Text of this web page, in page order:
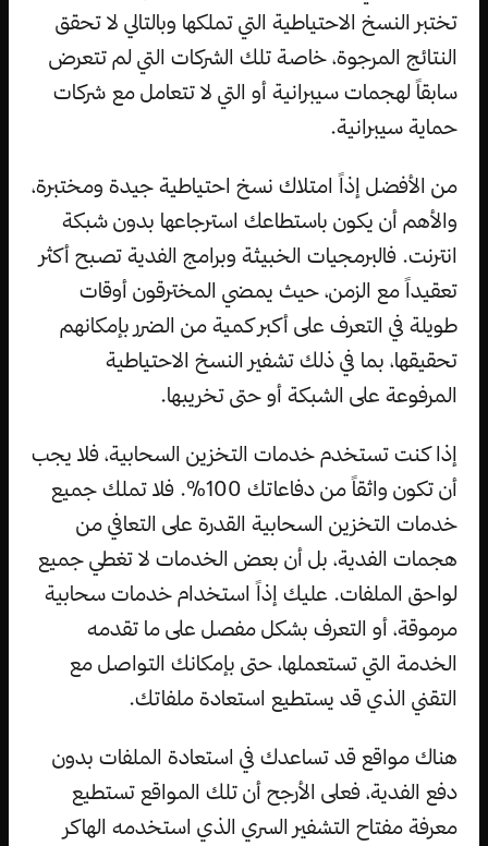
تختبر النسخ الاحتياطية التي تملكها وبالتالي لا تحقق
النتائج المرجوة، خاصة تلك الشركات التي لم تتعرض
سابقاً لهجمات سيبرانية أو التي لا تتعامل مع شركات
حماية سيبرانية.
من الأفضل إذاً امتلاك نسخ احتياطية جيدة ومختبرة،
والأهم أن يكون باستطاعك استرجاعها بدون شبكة
انترنت. فالبرمجيات الخبيثة وبرامج الفدية تصبح أكثر
تعقيداً مع الزمن، حيث يمضي المخترقون أوقات
طويلة في التعرف على أكبر كمية من الضرر بإمكانهم
تحقيقها، بما في ذلك تشفير النسخ الاحتياطية
المرفوعة على الشبكة أو حتى تخريبها.
إذا كنت تستخدم خدمات التخزين السحابية، فلا يجب
أن تكون واثقاً من دفاعاتك 100%. فلا تملك جميع
خدمات التخزين السحابية القدرة على التعافي من
هجمات الفدية، بل أن بعض الخدمات لا تغطي جميع
لواحق الملفات. عليك إذاً استخدام خدمات سحابية
مرموقة، أو التعرف بشكل مفصل على ما تقدمه
الخدمة التي تستعملها، حتى بإمكانك التواصل مع
التقني الذي قد يستطيع استعادة ملفاتك.
هناك مواقع قد تساعدك في استعادة الملفات بدون
دفع الفدية، فعلى الأرجح أن تلك المواقع تستطيع
معرفة مفتاح التشفير السري الذي استخدمه الهاكر